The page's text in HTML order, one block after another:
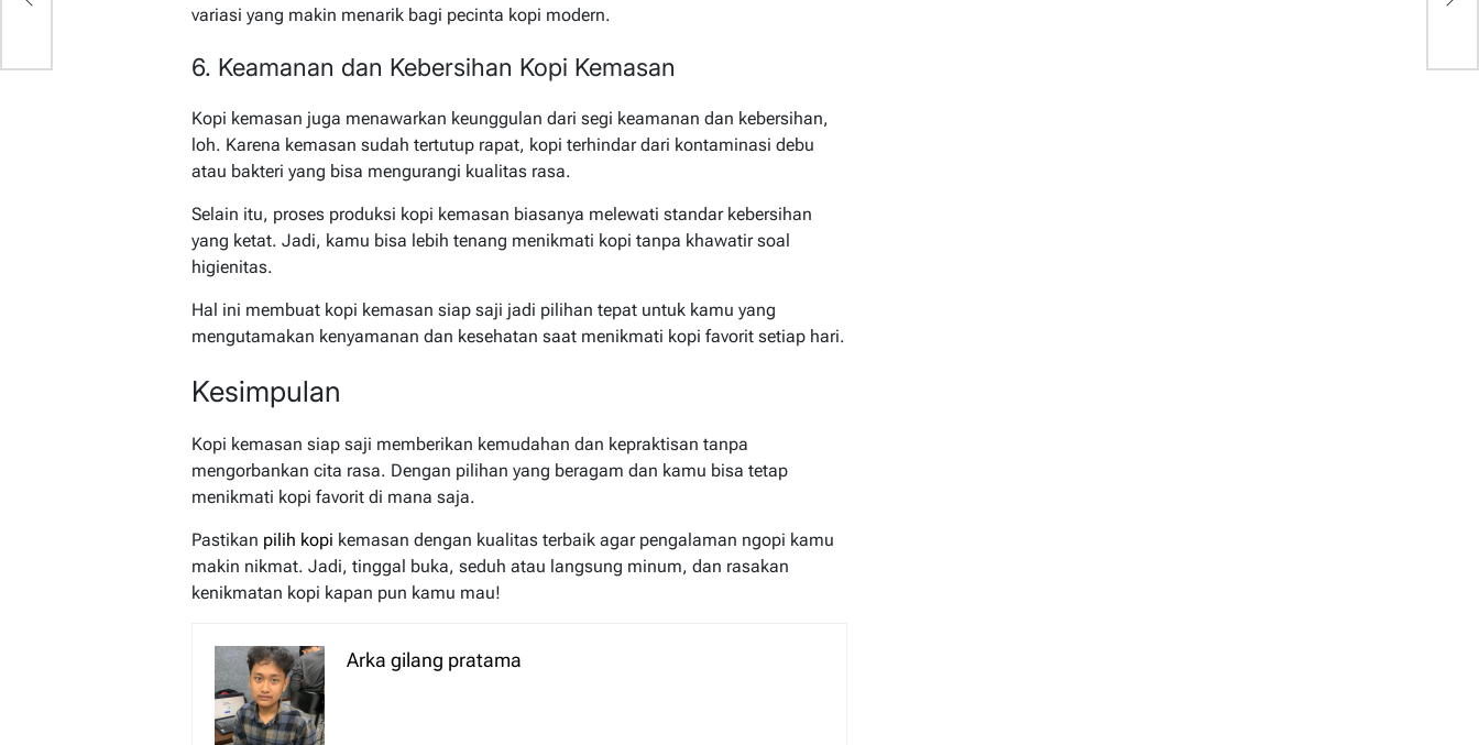
variasi yang makin menarik bagi pecinta kopi modern.
6. Keamanan dan Kebersihan Kopi Kemasan
Kopi kemasan juga menawarkan keunggulan dari segi keamanan dan kebersihan,
loh. Karena kemasan sudah tertutup rapat, kopi terhindar dari kontaminasi debu
atau bakteri yang bisa mengurangi kualitas rasa.
Selain itu, proses produksi kopi kemasan biasanya melewati standar kebersihan
yang ketat. Jadi, kamu bisa lebih tenang menikmati kopi tanpa khawatir soal
higienitas.
Hal ini membuat kopi kemasan siap saji jadi pilihan tepat untuk kamu yang
mengutamakan kenyamanan dan kesehatan saat menikmati kopi favorit setiap hari.
Kesimpulan
Kopi kemasan siap saji memberikan kemudahan dan kepraktisan tanpa
mengorbankan cita rasa. Dengan pilihan yang beragam dan kamu bisa tetap
menikmati kopi favorit di mana saja.
Pastikan pilih kopi kemasan dengan kualitas terbaik agar pengalaman ngopi kamu
makin nikmat. Jadi, tinggal buka, seduh atau langsung minum, dan rasakan
kenikmatan kopi kapan pun kamu mau!
Arka gilang pratama